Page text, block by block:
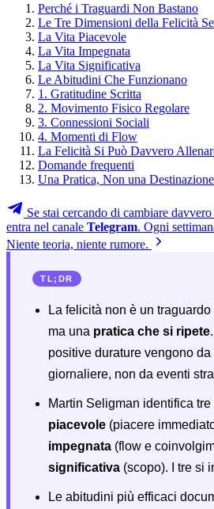
Perché i Traguardi Non Bastano
Le Tre Dimensioni della Felicità
La Vita Piacevole
La Vita Impegnata
La Vita Significativa
Le Abitudini Che Funzionano
1. Gratitudine Scritta
2. Movimento Fisico Regolare
3. Connessioni Sociali
4. Momenti di Flow
La Felicità Si Può Davvero
Domande frequenti
Una Pratica, Non una Destinazione
Se stai cercando di cambiare
entra nel canale Telegram. Ogni
Niente teoria, niente rumore.
TL;DR
La felicità non è un
ma una pratica che si ripete
positive durature vengono
giornaliere, non da eventi
Martin Seligman identifica
piacevole (piacere
impegnata (flow e
significativa (scopo). I tre si
Le abitudini più efficaci